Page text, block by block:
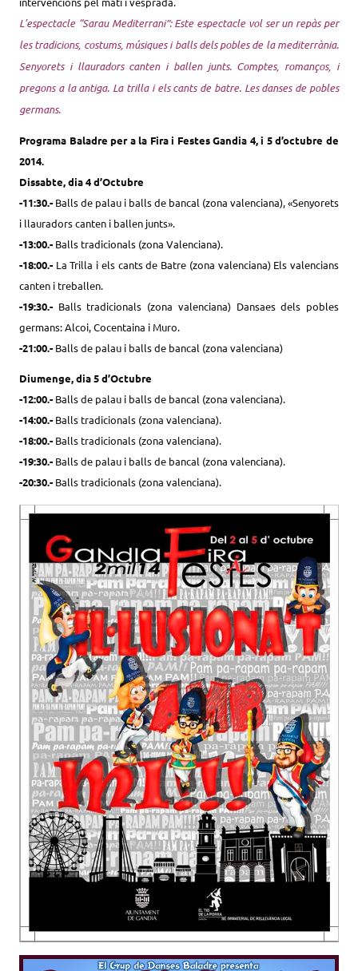
L’espectacle “Sarau Mediterrani”: Este espectacle vol ser un repàs per
les tradicions, costums, músiques i balls dels pobles de la mediterrània.
Senyorets i llauradors canten i ballen junts. Comptes, romanços, i
pregons a la antiga. La trilla i els cants de batre. Les danses de pobles
germans.
Programa Baladre per a la Fira i Festes Gandia 4, i 5 d’octubre de
2014.
Dissabte, dia 4 d’Octubre
-11:30.- Balls de palau i balls de bancal (zona valenciana), «Senyorets
i llauradors canten i ballen junts».
-13:00.- Balls tradicionals (zona Valenciana).
-18:00.- La Trilla i els cants de Batre (zona valenciana) Els valencians
canten i treballen.
-19:30.- Balls tradicionals (zona valenciana) Dansaes dels pobles
germans: Alcoi, Cocentaina i Muro.
-21:00.- Balls de palau i balls de bancal (zona valenciana)
Diumenge, dia 5 d’Octubre
-12:00.- Balls de palau i balls de bancal (zona valenciana).
-14:00.- Balls tradicionals (zona valenciana).
-18:00.- Balls tradicionals (zona valenciana).
-19:30.- Balls de palau i balls de bancal (zona valenciana).
-20:30.- Balls tradicionals (zona valenciana).